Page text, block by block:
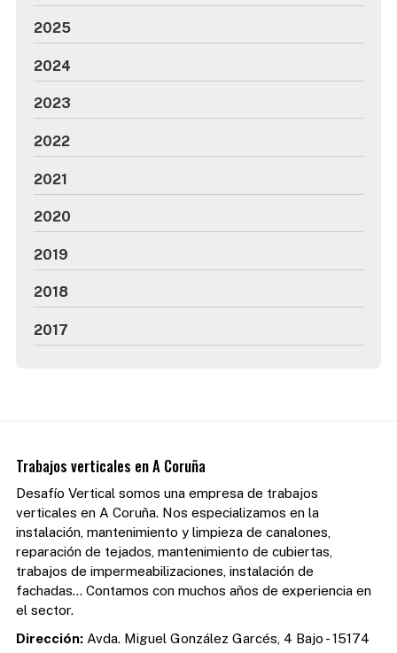
2025
2024
2023
2022
2021
2020
2019
2018
2017
Trabajos verticales en A Coruña
Desafío Vertical somos una empresa de trabajos
verticales en A Coruña. Nos especializamos en la
instalación, mantenimiento y limpieza de canalones,
reparación de tejados, mantenimiento de cubiertas,
trabajos de impermeabilizaciones, instalación de
fachadas... Contamos con muchos años de experiencia en
el sector.
Dirección: Avda. Miguel González Garcés, 4 Bajo - 15174